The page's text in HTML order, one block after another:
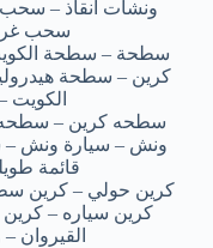
ونشات انقاذ –
سحب
سطحة – سطحة
كرين – سطحة
سطحه كرين – سطحه
ونش – سيارة ونش
قائمة
كرين حولي – كرين
كرين سياره –
القيروان